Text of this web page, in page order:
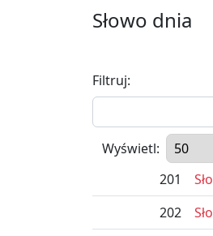
Słowo dnia
Filtruj:
Wyświetl:
201
202